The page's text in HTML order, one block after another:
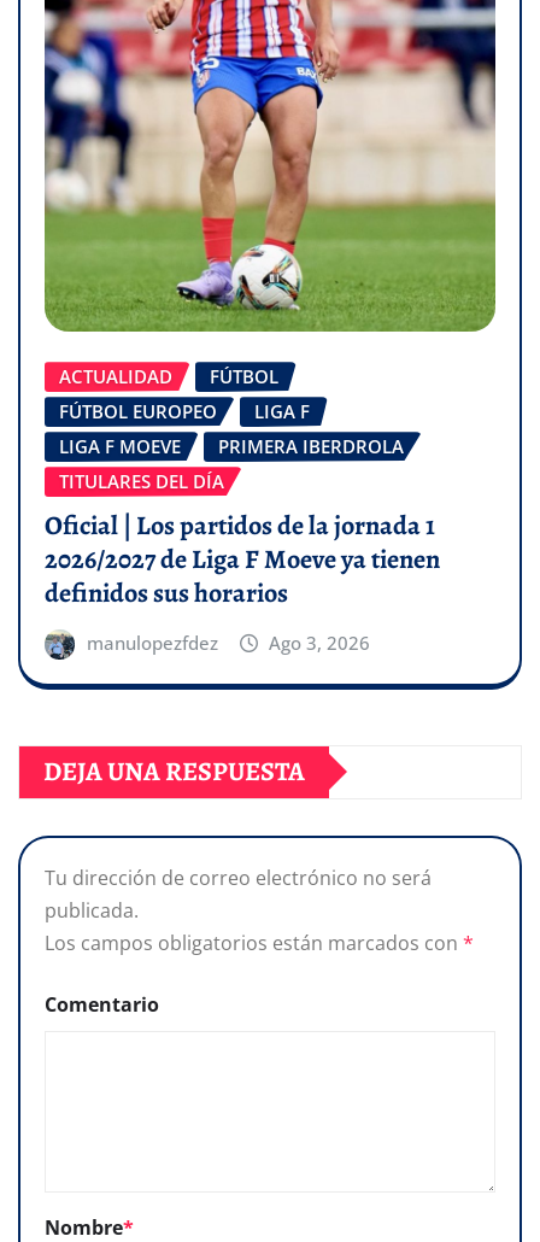
ACTUALIDAD
FÚTBOL
FÚTBOL EUROPEO
LIGA F
LIGA F MOEVE
PRIMERA IBERDROLA
TITULARES DEL DÍA
Oficial | Los partidos de la jornada 1
2026/2027 de Liga F Moeve ya tienen
definidos sus horarios
manulopezfdez Ago 3, 2026
DEJA UNA RESPUESTA
Tu dirección de correo electrónico no será
publicada.
Los campos obligatorios están marcados con *
Comentario
Nombre*